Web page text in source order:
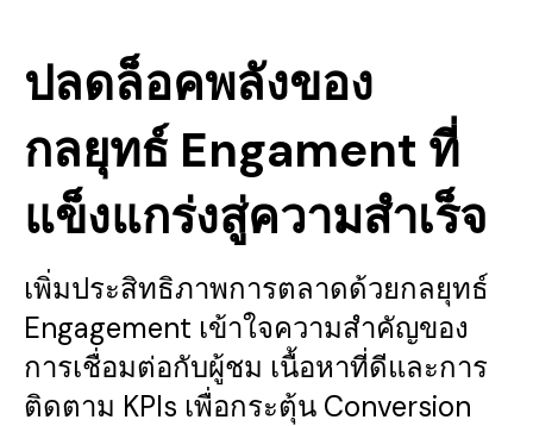
ปลดล็อคพลังของ
กลยุทธ์ Engament ที่
แข็งแกร่งสู่ความสำเร็จ
เพิ่มประสิทธิภาพการตลาดด้วยกลยุทธ์
Engagement เข้าใจความสำคัญของ
การเชื่อมต่อกับผู้ชม เนื้อหาที่ดีและการ
ติดตาม KPIs เพื่อกระตุ้น Conversion